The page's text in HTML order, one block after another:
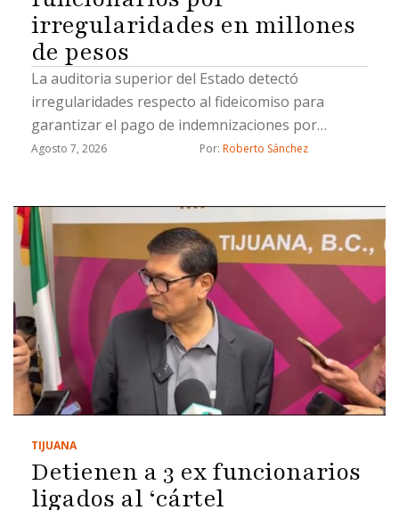
irregularidades en millones
de pesos
La auditoria superior del Estado detectó
irregularidades respecto al fideicomiso para
garantizar el pago de indemnizaciones por
fallecimiento a los causahabientes del personal
Agosto 7, 2026 Por: Roberto Sánchez
TIJUANA
Detienen a 3 ex funcionarios
ligados al ‘cártel